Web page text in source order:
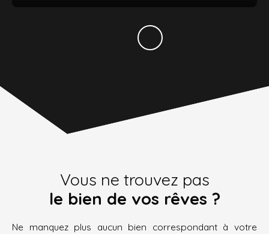
Vous ne trouvez pas
le bien de vos rêves ?
Ne manquez plus aucun bien correspondant à votre